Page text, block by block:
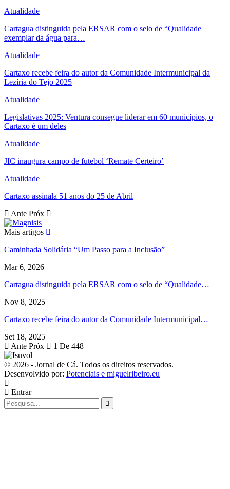
Atualidade
Cartagua distinguida pela ERSAR com o selo de “Qualidade
exemplar da água para…
Atualidade
Cartaxo recebe feira do autor da Comunidade Intermunicipal da
Lezíria do Tejo 2025
Atualidade
Legislativas 2025: Ventura consegue liderar em 60 municípios, o
Cartaxo é um deles
Atualidade
JIC inaugura campo de futebol ‘Remate Certeiro’
Atualidade
Cartaxo assinala 51 anos do 25 de Abril
Ante Próx
Mais artigos
Caminhada Solidária “Um Passo para a Inclusão”
Mar 6, 2026
Cartagua distinguida pela ERSAR com o selo de “Qualidade…
Nov 8, 2025
Cartaxo recebe feira do autor da Comunidade Intermunicipal…
Set 18, 2025
Ante Próx 1 De 448
© 2026 - Jornal de Cá. Todos os direitos reservados.
Desenvolvido por: Potenciais e miguelribeiro.eu
Entrar